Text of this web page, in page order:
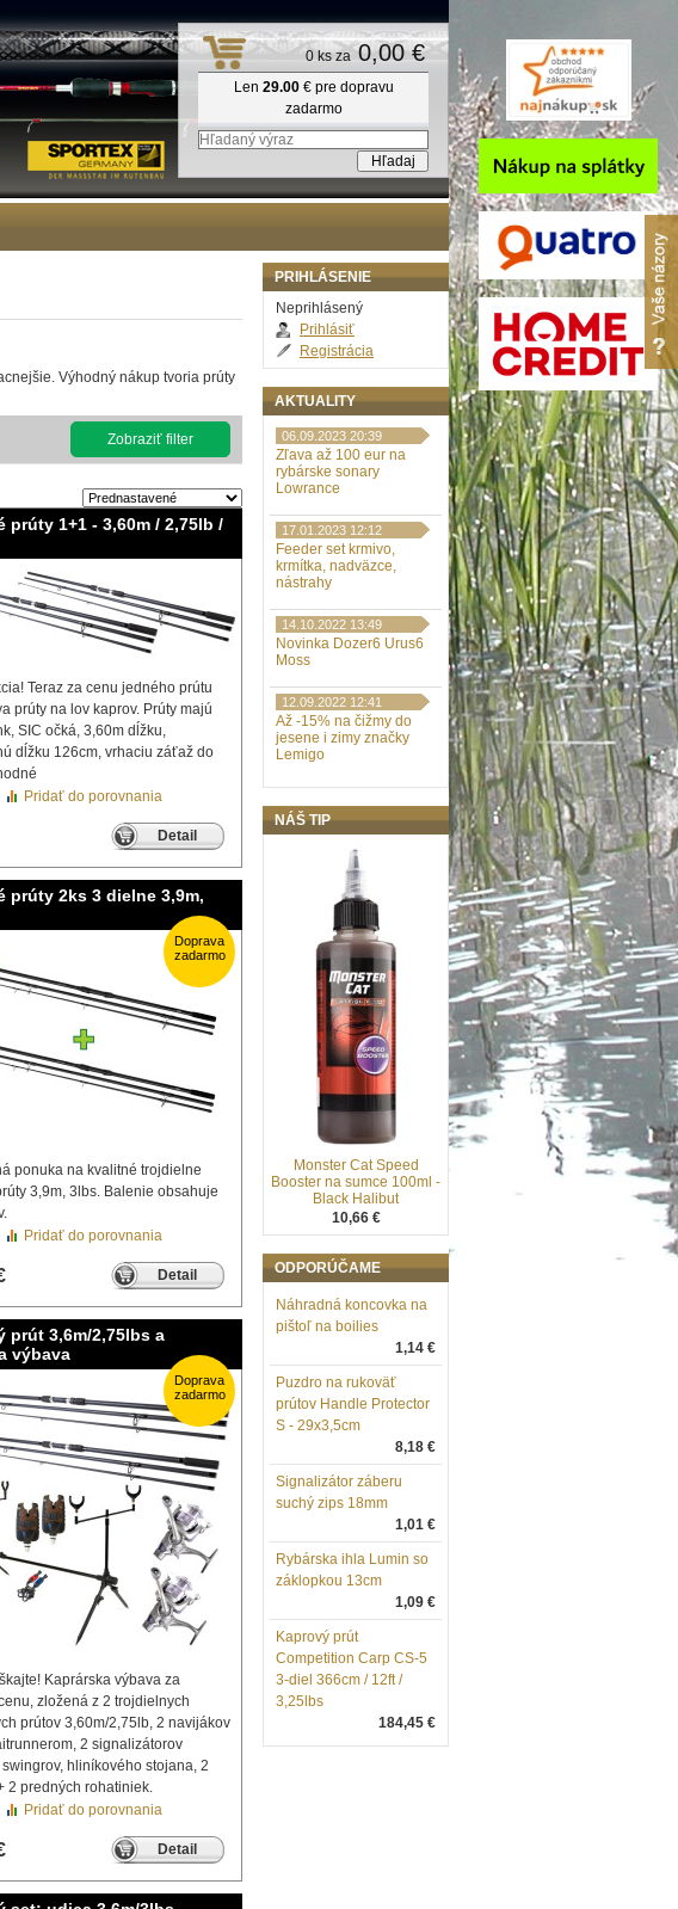
Výhodný nákup tvoria prúty
Zobraziť filter
prúty 1+1 - 3,60m / 2,75lb /
Teraz za cenu jedného prútu
prúty na lov kaprov. Prúty majú
SIC očká, 3,60m dĺžku,
dĺžku 126cm, vrhaciu záťaž do
Detail
Pridať do porovnania
prúty 2ks 3 dielne 3,9m,
ponuka na kvalitné trojdielne
3,9m, 3lbs. Balenie obsahuje
Detail
Pridať do porovnania
Doprava
zadarmo
prút 3,6m/2,75lbs a
výbava
Kaprárska výbava za
zložená z 2 trojdielnych
prútov 3,60m/2,75lb, 2 navijákov
2 signalizátorov
hliníkového stojana, 2
2 predných rohatiniek.
Detail
Pridať do porovnania
Doprava
zadarmo
PRIHLÁSENIE
Neprihlásený
Prihlásiť
Registrácia
AKTUALITY
06.09.2023 20:39
Zľava až 100 eur na
rybárske sonary
Lowrance
17.01.2023 12:12
Feeder set krmivo,
krmítka, nadväzce,
nástrahy
14.10.2022 13:49
Novinka Dozer6 Urus6
Moss
12.09.2022 12:41
Až -15% na čižmy do
jesene i zimy značky
Lemigo
NÁŠ TIP
Monster Cat Speed
Booster na sumce 100ml -
Black Halibut
10,66 €
ODPORÚČAME
Náhradná koncovka na
pištoľ na boilies
1,14 €
Puzdro na rukoväť
prútov Handle Protector
S - 29x3,5cm
8,18 €
Signalizátor záberu
suchý zips 18mm
1,01 €
Rybárska ihla Lumin so
záklopkou 13cm
1,09 €
Kaprový prút
Competition Carp CS-5
3-diel 366cm / 12ft /
3,25lbs
184,45 €
0 ks za 0,00 €
Len 29.00€ pre dopravu
zadarmo